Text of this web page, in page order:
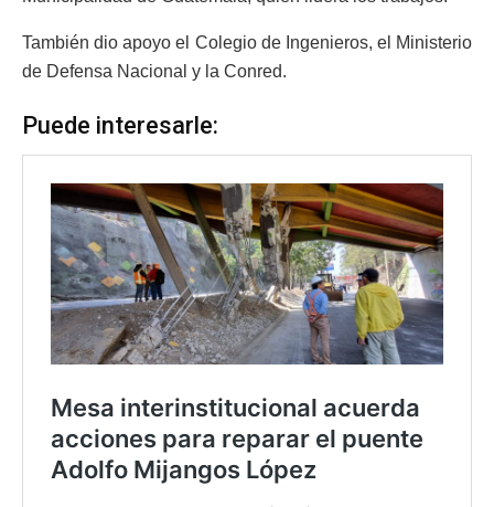
También dio apoyo el Colegio de Ingenieros, el Ministerio
de Defensa Nacional y la Conred.
Puede interesarle: